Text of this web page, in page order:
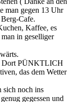
man gegen 13 Uhr
Cafe.
Kaffee, es
in geselliger
Dort PÜNKTLICH
das dem Wetter
sich noch ins
gegessen und